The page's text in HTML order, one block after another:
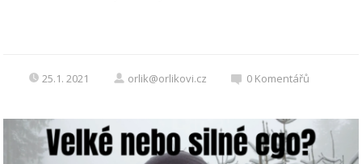
25.1. 2021 orlik@orlikovi.cz 0 Komentářů